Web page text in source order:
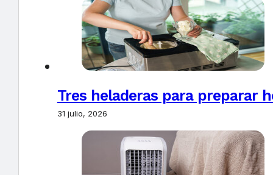
Tres heladeras para preparar
31 julio, 2026